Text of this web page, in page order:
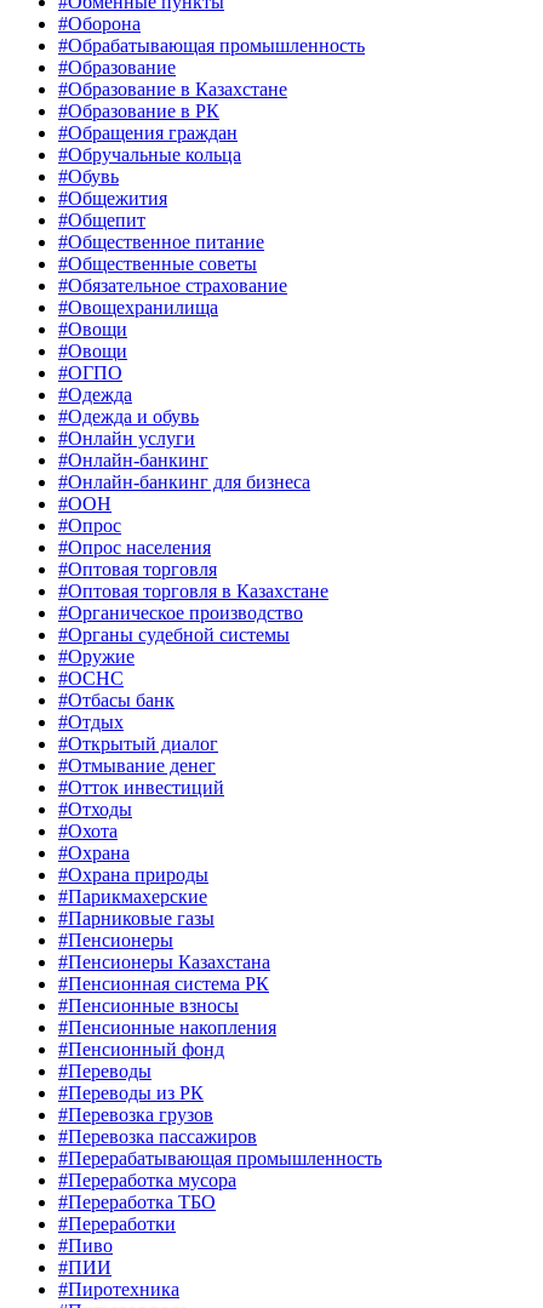
#Оборона
#Обрабатывающая промышленность
#Образование
#Образование в Казахстане
#Образование в РК
#Обращения граждан
#Обручальные кольца
#Обувь
#Общежития
#Общепит
#Общественное питание
#Общественные советы
#Обязательное страхование
#Овощехранилища
#Овощи
#Овощи
#ОГПО
#Одежда
#Одежда и обувь
#Онлайн услуги
#Онлайн-банкинг
#Онлайн-банкинг для бизнеса
#ООН
#Опрос
#Опрос населения
#Оптовая торговля
#Оптовая торговля в Казахстане
#Органическое производство
#Органы судебной системы
#Оружие
#ОСНС
#Отбасы банк
#Отдых
#Открытый диалог
#Отмывание денег
#Отток инвестиций
#Отходы
#Охота
#Охрана
#Охрана природы
#Парикмахерские
#Парниковые газы
#Пенсионеры
#Пенсионеры Казахстана
#Пенсионная система РК
#Пенсионные взносы
#Пенсионные накопления
#Пенсионный фонд
#Переводы
#Переводы из РК
#Перевозка грузов
#Перевозка пассажиров
#Перерабатывающая промышленность
#Переработка мусора
#Переработка ТБО
#Переработки
#Пиво
#ПИИ
#Пиротехника